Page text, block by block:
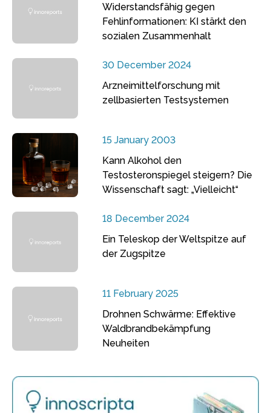
Widerstandsfähig gegen
Fehlinformationen: KI stärkt den
sozialen Zusammenhalt
30 December 2024
Arzneimittelforschung mit
zellbasierten Testsystemen
15 January 2003
Kann Alkohol den
Testosteronspiegel steigern? Die
Wissenschaft sagt: „Vielleicht“
18 December 2024
Ein Teleskop der Weltspitze auf
der Zugspitze
11 February 2025
Drohnen Schwärme: Effektive
Waldbrandbekämpfung
Neuheiten